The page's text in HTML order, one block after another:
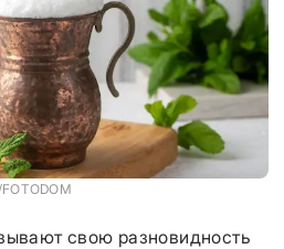
свою разновидность